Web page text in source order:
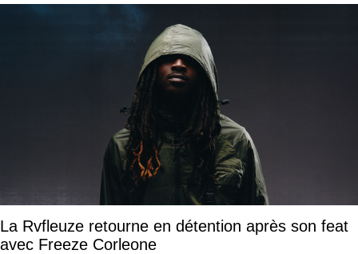
La Rvfleuze retourne en détention après son feat
avec Freeze Corleone